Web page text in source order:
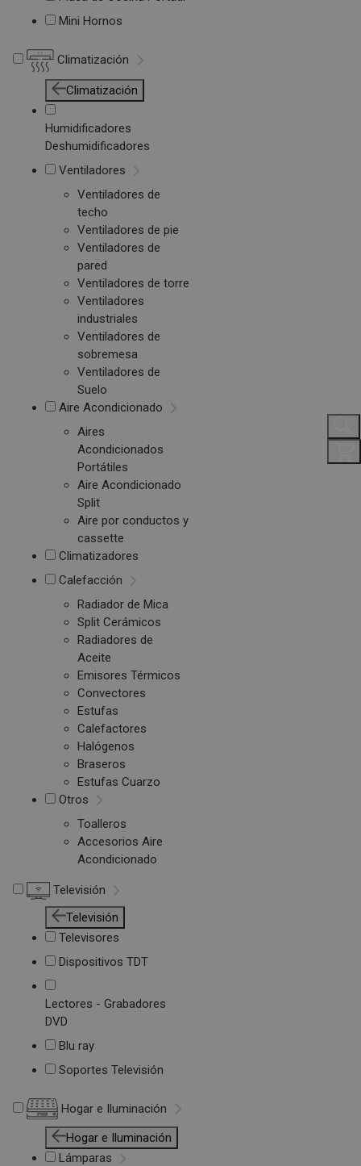
Mini Hornos
Climatización
Climatización
Humidificadores
Deshumidificadores
Ventiladores
Ventiladores de
techo
Ventiladores de pie
Ventiladores de
pared
Ventiladores de torre
Ventiladores
industriales
Ventiladores de
sobremesa
Ventiladores de
Suelo
Aire Acondicionado
Aires
Acondicionados
Portátiles
Aire Acondicionado
Split
Aire por conductos y
cassette
Climatizadores
Calefacción
Radiador de Mica
Split Cerámicos
Radiadores de
Aceite
Emisores Térmicos
Convectores
Estufas
Calefactores
Halógenos
Braseros
Estufas Cuarzo
Otros
Toalleros
Accesorios Aire
Acondicionado
Televisión
Televisión
Televisores
Dispositivos TDT
Lectores - Grabadores
DVD
Blu ray
Soportes Televisión
Hogar e Iluminación
Hogar e Iluminación
Lámparas